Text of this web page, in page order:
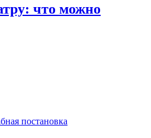
что можно